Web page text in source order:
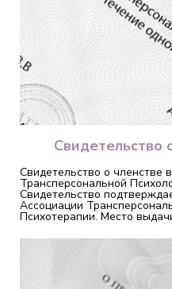
Свидетельство
Свидетельство о членстве
Трансперсональной
Свидетельство
Ассоциации
Психотерапии. Место